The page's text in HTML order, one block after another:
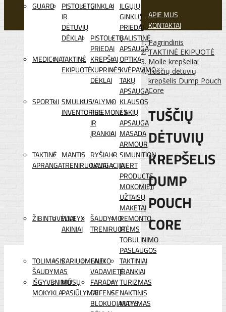
GUARD
PISTOLETŲ
IR
DĖTUVIŲ
DĖKLAI
GINKLAI ILGŲJŲ
GINKLŲ
PRIEDAI
PISTOLETŲ
PRIEDAI
BALISTINĖ
APSAUGA
MEDICINATAKTINĖ
EKIPUOTĖ
KREPŠIAI
KUPRINĖS
DĖKLAI
OPTIKA
KVĖPAVIMO
TAKŲ
APSAUGA
SPORTUI SMULKUS
INVENTORIUS
VALYMO
PRIEMONĖS
IR
ĮRANKIAI
KLAUSOS
/ AKIŲ
APSAUGA
MASADA
ARMOUR
TAKTINĖ
APRANGA
MANTIS
TRENIRUOKLIAI
RYŠIAI IR
NAVIGACIJA
SIMUNITION
INERT
PRODUCTS
MOKOMIEJI
UŽTAISŲ
MAKETAI
ŽIBINTUVĖLIAI
WILEYX
AKINIAI
ŠAUDYMO
TRENIRUOTĖMS
REMONTO
IR
TOBULINIMO
PASLAUGOS
TOLIMASIS
ŠAUDYMAS
KARIUOMENEI
LAUKO
VADAVIETĖ
TAKTINIAI
ĮRANKIAI
IŠGYVENIMO
MOKYKLA
MŪSŲ
PASIŪLYMAI
FARADAY
DEFENSE
BLOKUOJANTYS
TURIZMAS
NAKTINIS
MATYMAS
APIE MUS
KONTAKTAI
Pagrindinis
TAKTINĖ EKIPUOTĖ
Molle krepšeliai
Tuščių dėtuvių
krepšelis Dump Pouch
Core
TUŠČIŲ
DĖTUVIŲ
KREPŠELIS
DUMP
POUCH
CORE